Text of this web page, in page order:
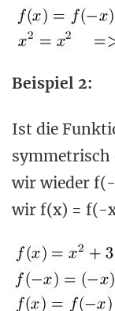
Beispiel 2:
Ist die
symmetrisch
wir wieder
wir f(x) = f(-